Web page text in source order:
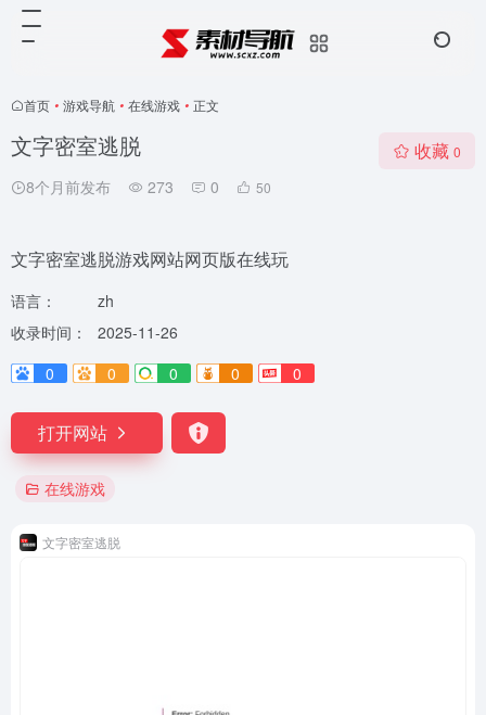
首页 • 游戏导航 • 在线游戏 • 正文
文字密室逃脱
8个月前发布 273 0 50
收藏 0
文字密室逃脱游戏网站网页版在线玩
语言：
zh
收录时间：
2025-11-26
0
0 0 0 0
打开网站
在线游戏
文字密室逃脱